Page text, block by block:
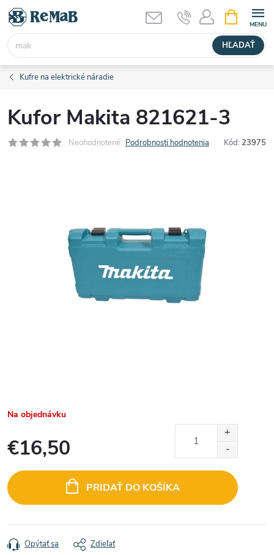
Prejsť
obsah
HĽADAŤ
KOŠÍK
Kufre na elektrické náradie
Kufor Makita 821621-3
Neohodnotené Podrobnosti hodnotenia Kód: 23975
Na objednávku
€16,50
cena:
PRIDAŤ DO KOŠÍKA
Opýtať sa Zdieľať